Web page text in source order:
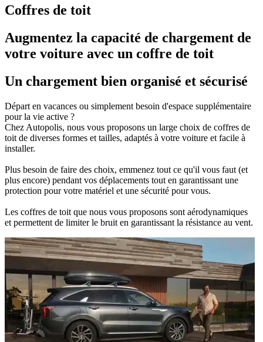
Coffres de toit
Augmentez la capacité de chargement de
votre voiture avec un coffre de toit
Un chargement bien organisé et sécurisé
Départ en vacances ou simplement besoin d'espace supplémentaire
pour la vie active ?
Chez Autopolis, nous vous proposons un large choix de coffres de
toit de diverses formes et tailles, adaptés à votre voiture et facile à
installer.
Plus besoin de faire des choix, emmenez tout ce qu'il vous faut (et
plus encore) pendant vos déplacements tout en garantissant une
protection pour votre matériel et une sécurité pour vous.
Les coffres de toit que nous vous proposons sont aérodynamiques
et permettent de limiter le bruit en garantissant la résistance au vent.